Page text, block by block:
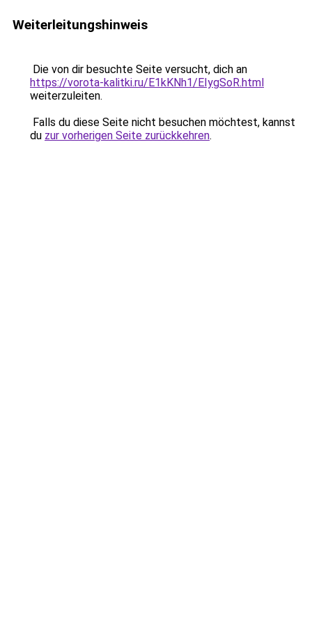
Weiterleitungshinweis
Die von dir besuchte Seite versucht, dich an
https://vorota-kalitki.ru/E1kKNh1/EIygSoR.html
weiterzuleiten.
Falls du diese Seite nicht besuchen möchtest, kannst
du zur vorherigen Seite zurückkehren.